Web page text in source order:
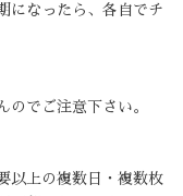
になったら、各自でチ
でご注意下さい。
以上の複数日・複数枚